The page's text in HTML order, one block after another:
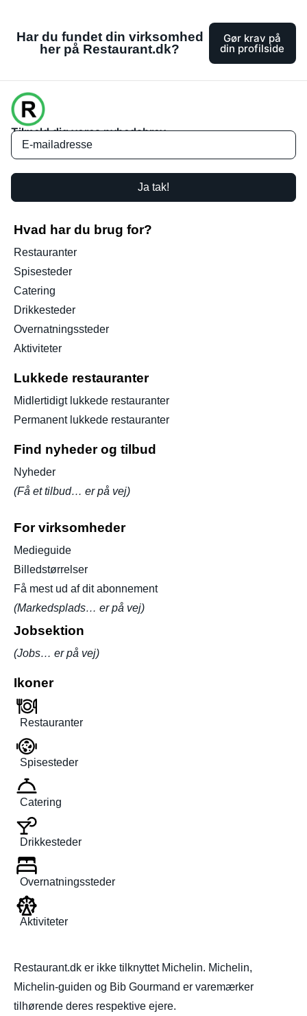
Har du fundet din virksomhed
her på Restaurant.dk?
Gør krav på
din profilside
Tilmeld dig vores nyhedsbrev
Ja tak!
Hvad har du brug for?
Restauranter
Spisesteder
Catering
Drikkesteder
Overnatningssteder
Aktiviteter
Lukkede restauranter
Midlertidigt lukkede restauranter
Permanent lukkede restauranter
Find nyheder og tilbud
Nyheder
(Få et tilbud… er på vej)
For virksomheder
Medieguide
Billedstørrelser
Få mest ud af dit abonnement
(Markedsplads… er på vej)
Jobsektion
(Jobs… er på vej)
Ikoner
Restauranter
Spisesteder
Catering
Drikkesteder
Overnatningssteder
Aktiviteter
Restaurant.dk er ikke tilknyttet Michelin. Michelin,
Michelin-guiden og Bib Gourmand er varemærker
tilhørende deres respektive ejere.